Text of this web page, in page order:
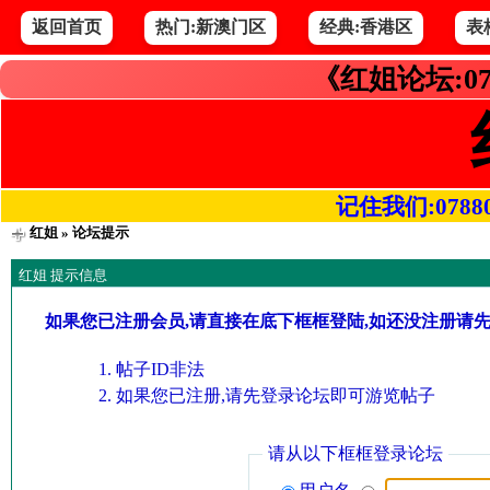
返回首页 热门:新澳门区 经典:香港区 表
《红姐论坛
记住我们
红姐» 论坛提示
红姐 提示信息
如果您已注册会员,请直接在底下框框登陆,如还没注册请
帖子ID非法
如果您已注册,请先登录论坛即可游览帖子
请从以下框框登录论坛